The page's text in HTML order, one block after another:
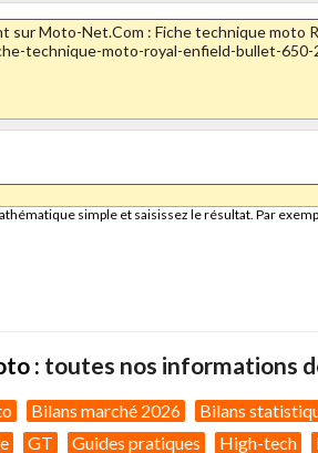
simple et saisissez le résultat. Par
: toutes nos informations
Bilans marché 2026 Bilans
GT Guides pratiques High-tech